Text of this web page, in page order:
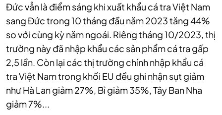
Đức vẫn là điểm sáng khi xuất khẩu cá tra Việt Nam
sang Đức trong 10 tháng đầu năm 2023 tăng 44%
so với cùng kỳ năm ngoái. Riêng tháng 10/2023, thị
trường này đã nhập khẩu các sản phẩm cá tra gấp
2,5 lần. Còn lại các thị trường chính nhập khẩu cá
tra Việt Nam trong khối EU đều ghi nhận sụt giảm
như Hà Lan giảm 27%, Bỉ giảm 35%, Tây Ban Nha
giảm 7%...